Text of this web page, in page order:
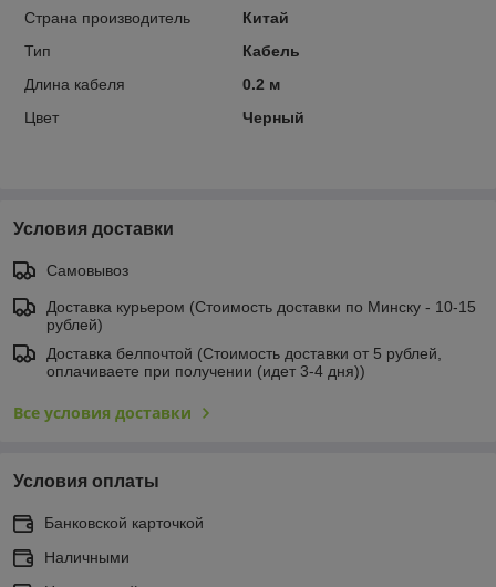
Страна производитель
Китай
Тип
Кабель
Длина кабеля
0.2 м
Цвет
Черный
Условия доставки
Самовывоз
Доставка курьером (Стоимость доставки по Минску - 10-15
рублей)
Доставка белпочтой (Стоимость доставки от 5 рублей,
оплачиваете при получении (идет 3-4 дня))
Все условия доставки
Условия оплаты
Банковской карточкой
Наличными